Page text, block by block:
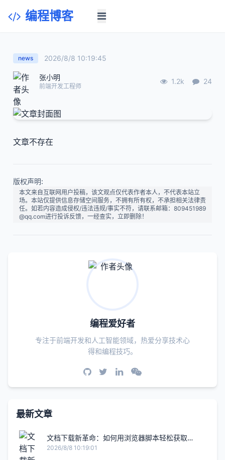
编程博客
news 2026/8/8 10:19:45
张小明
前端开发工程师
1.2k 24
文章不存在
版权声明:
本文来自互联网用户投稿，该文观点仅代表作者本人，不代表本站立
场。本站仅提供信息存储空间服务，不拥有所有权，不承担相关法律责
任。如若内容造成侵权/违法违规/事实不符，请联系邮箱：809451989
@qq.com进行投诉反馈，一经查实，立即删除！
编程爱好者
专注于前端开发和人工智能领域，热爱分享技术心
得和编程技巧。
最新文章
文档下载新革命：如何用浏览器脚本轻松获取
30+文库平台的任何文档
2026/8/8 10:19:01